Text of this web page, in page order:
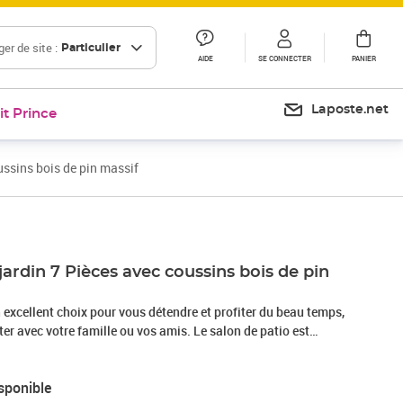
de site : Particulier
AIDE SE CONNECTER PANIER
Prince Laposte.net
bois de pin massif
7 Pièces avec coussins bois de pin
choix pour vous détendre et profiter du beau temps,
avec votre famille ou vos amis. Le salon de patio est
ce qui le rend robuste et stable. Les coussins ajoutent
propres configurations de salon de jardin ! Remarque : afin